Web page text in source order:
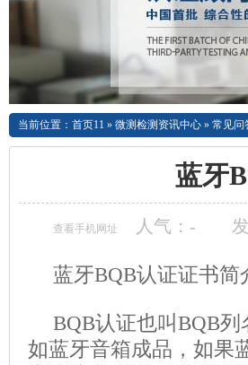
当前位置： 首页11 » 微测检测资讯中心 » 常见问
蓝牙
查看手机网址 人气： -
蓝牙BQB认证证书简
BQB认证也叫BQB
如蓝牙音箱成品，如果